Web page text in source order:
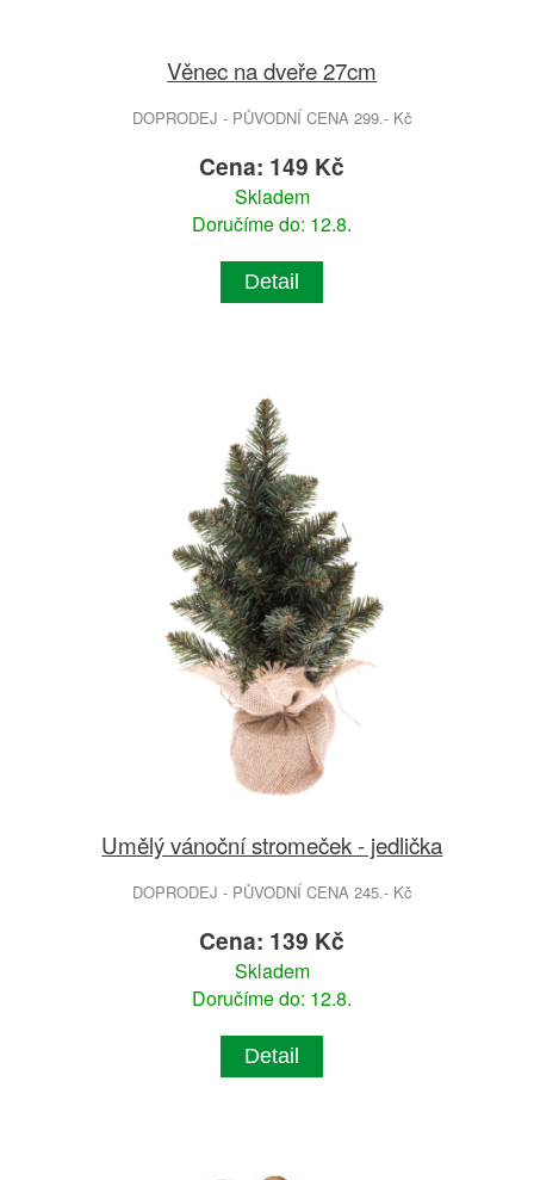
Věnec na dveře 27cm
DOPRODEJ - PŮVODNÍ CENA 299.- Kč
Cena: 149 Kč
Skladem
Doručíme do: 12.8.
Detail
Umělý vánoční stromeček - jedlička
DOPRODEJ - PŮVODNÍ CENA 245.- Kč
Cena: 139 Kč
Skladem
Doručíme do: 12.8.
Detail